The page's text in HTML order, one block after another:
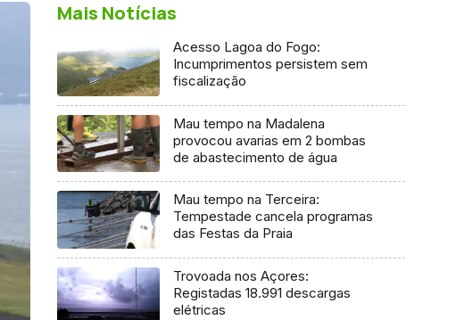
Mais Notícias
Acesso Lagoa do Fogo:
Incumprimentos persistem sem
fiscalização
Mau tempo na Madalena
provocou avarias em 2 bombas
de abastecimento de água
Mau tempo na Terceira:
Tempestade cancela programas
das Festas da Praia
Trovoada nos Açores:
Registadas 18.991 descargas
elétricas